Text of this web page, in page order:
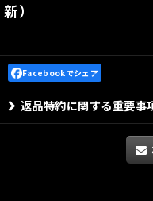
新）
Facebookでシェア
返品特約に関する重要事